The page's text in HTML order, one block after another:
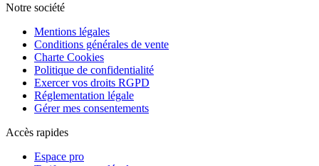
Notre société
Mentions légales
Conditions générales de vente
Charte Cookies
Politique de confidentialité
Exercer vos droits RGPD
Réglementation légale
Gérer mes consentements
Accès rapides
Espace pro